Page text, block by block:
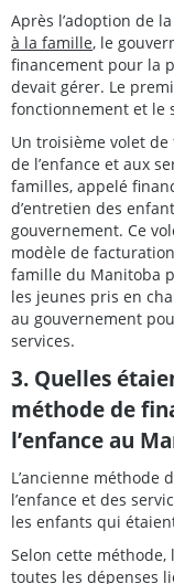
Après l’adoption de la
à la famille, le
financement pour la
devait gérer. Le
fonctionnement et le
Un troisième volet
de l’enfance et aux
familles, appelé
d’entretien des
gouvernement. Ce
modèle de
famille du Manitoba
les jeunes pris en
au gouvernement
services.
3. Quelles
méthode de
l’enfance au
L’ancienne méthode
l’enfance et des
les enfants qui
Selon cette
toutes les dépenses